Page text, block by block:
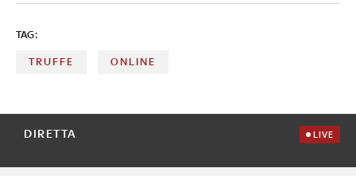
TAG:
TRUFFE ONLINE
DIRETTA LIVE